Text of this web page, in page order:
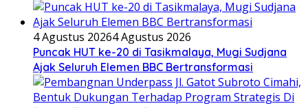
4 Agustus 20264 Agustus 2026
Puncak HUT ke-20 di Tasikmalaya, Mugi Sudjana
Ajak Seluruh Elemen BBC Bertransformasi